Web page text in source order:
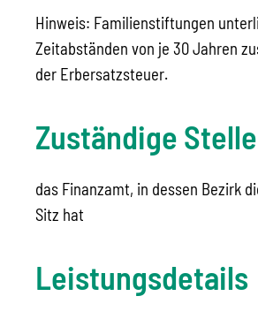
Hinweis: Familienstiftungen
Zeitabständen von je 30 Jahren
der Erbersatzsteuer.
Zuständige Stelle
das Finanzamt, in dessen Bezirk
Sitz hat
Leistungsdetails